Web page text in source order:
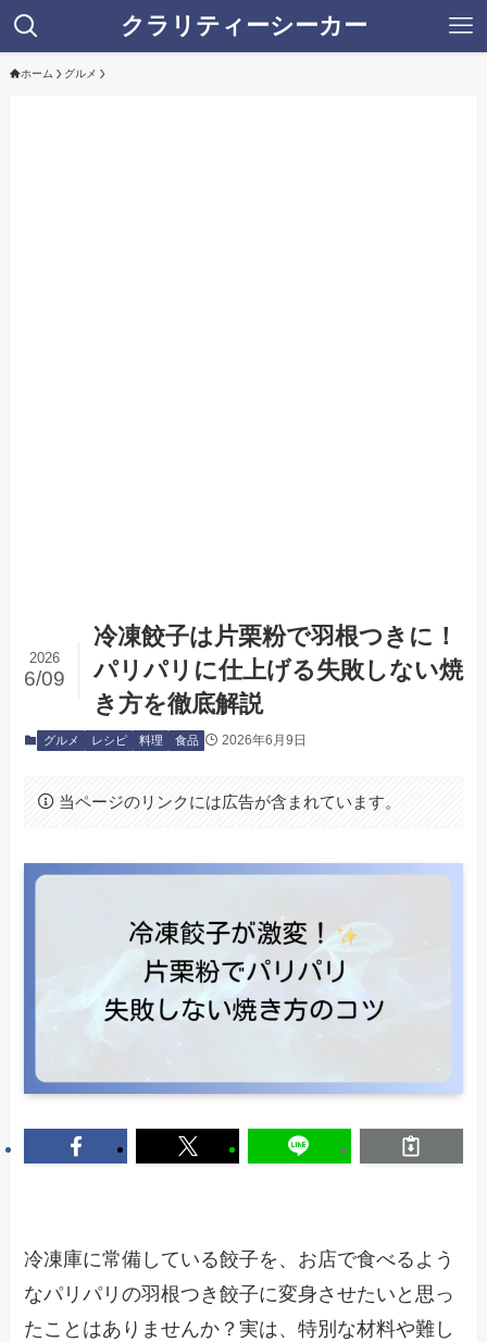
クラリティーシーカー
ホーム グルメ
冷凍餃子は片栗粉で羽根つきに！
パリパリに仕上げる失敗しない焼
き方を徹底解説
2026
6/09
グルメ レシピ 料理 食品 2026年6月9日
当ページのリンクには広告が含まれています。
冷凍庫に常備している餃子を、お店で食べるよう
なパリパリの羽根つき餃子に変身させたいと思っ
たことはありませんか？実は、特別な材料や難し